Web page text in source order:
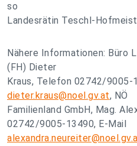
so
Landesrätin Teschl-
Nähere Informationen: Büro
(FH) Dieter
Kraus, Telefon 02742/9005-
dieter.kraus@noel.gv.at, NÖ
Familienland GmbH, Mag.
02742/9005-13490, E-Mail